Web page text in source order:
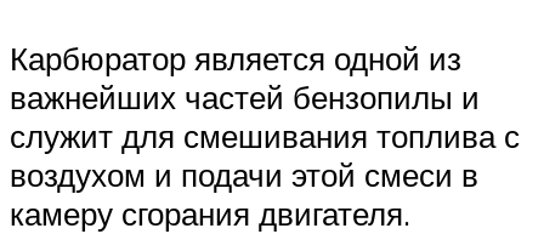
Карбюратор является одной из
важнейших частей бензопилы и
служит для смешивания топлива с
воздухом и подачи этой смеси в
камеру сгорания двигателя.